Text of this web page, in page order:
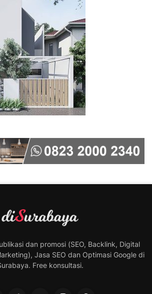
dan promosi (SEO, Backlink, Digital
Jasa SEO dan Optimasi Google di
Free konsultasi.